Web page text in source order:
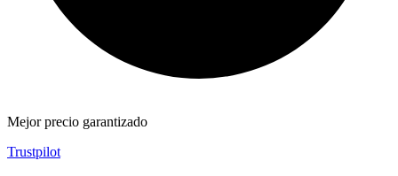
Mejor precio garantizado
Trustpilot